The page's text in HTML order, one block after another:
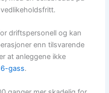
driftspersonell og kan
enn tilsvarende
at anleggene ikke
gass.